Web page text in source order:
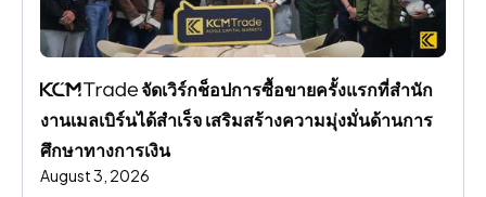
จัดเวิร์กช็อปการซื้อขายครั้งแรกที่สํานัก
งานเมลเบิร์นได้สําเร็จ เสริมสร้างความมุ่งมั่นด้านการ
ศึกษาทางการเงิน
August 3, 2026